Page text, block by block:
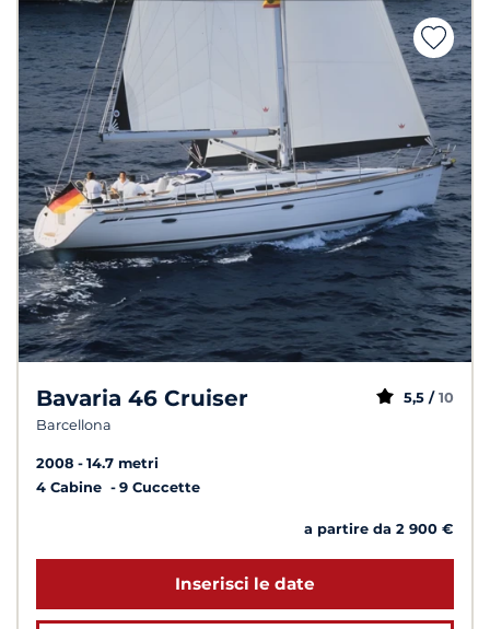
Bavaria 46 Cruiser
Barcellona
5,5 / 10
2008
14.7 metri
4 Cabine
9 Cuccette
a partire da 2 900 €
Inserisci le date